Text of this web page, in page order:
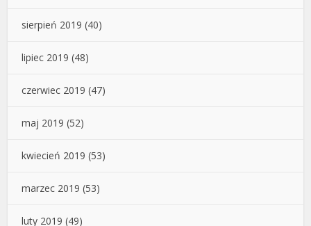
sierpień 2019 (40)
lipiec 2019 (48)
czerwiec 2019 (47)
maj 2019 (52)
kwiecień 2019 (53)
marzec 2019 (53)
luty 2019 (49)